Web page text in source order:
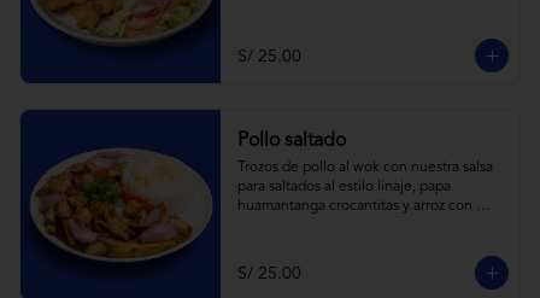
S/ 25.00
Pollo saltado
Trozos de pollo al wok con nuestra salsa
para saltados al estilo linaje, papa
huamantanga crocantitas y arroz con
S/ 25.00